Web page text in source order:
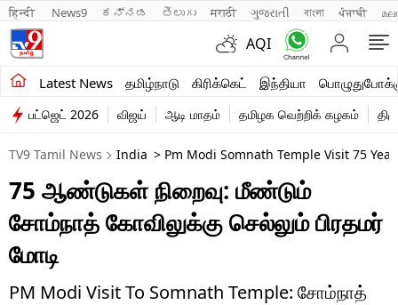
हिन्दी News9 ಕನ್ನಡ తెలుగు मराठी ગુજરાતી বাংলা ਪੰਜਾਬੀ
AQI
Latest News தமிழ்நாடு கிரிக்கெட் இந்தியா
சமீபத்திய செய்திகள்
தமிழ்நாடு
இந்தியா
உலகம்
விளையாட்டு
பொழுதுபோக்கு
பட்ஜெட் 2026 விஜய் ஆடி மாதம் தமிழக வெற்றிக் கழகம்
TV9 Tamil News India > Pm Modi Somnath Temple Visit 75
75 ஆண்டுகள் நிறைவு: மீண்டும்
சோம்நாத் கோவிலுக்கு செல்லும் பிரதமர்
மோடி
PM Modi Visit To Somnath Temple: சோம்நாத்